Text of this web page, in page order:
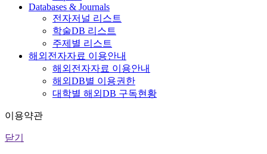
Databases & Journals
전자저널 리스트
학술DB 리스트
주제별 리스트
해외전자자료 이용안내
해외전자자료 이용안내
해외DB별 이용권한
대학별 해외DB 구독현황
이용약관
닫기